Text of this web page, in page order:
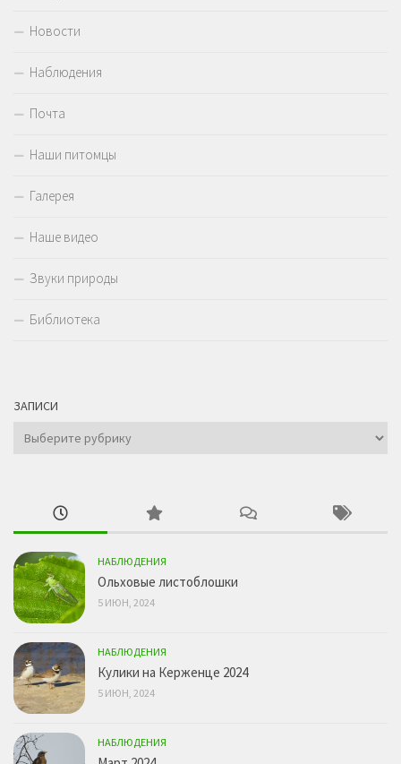
Новости
Наблюдения
Почта
Наши питомцы
Галерея
Наше видео
Звуки природы
Библиотека
ЗАПИСИ
Записи
НАБЛЮДЕНИЯ
Ольховые листоблошки
5 ИЮН, 2024
НАБЛЮДЕНИЯ
Кулики на Керженце 2024
5 ИЮН, 2024
НАБЛЮДЕНИЯ